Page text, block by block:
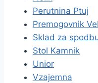
Perutnina Ptuj
Premogovnik
Sklad za
Stol Kamnik
Unior
Vzajemna